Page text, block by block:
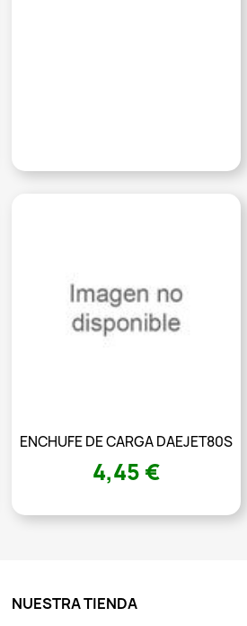
ENCHUFE DE CARGA DAEJET80S
4,45 €
NUESTRA TIENDA